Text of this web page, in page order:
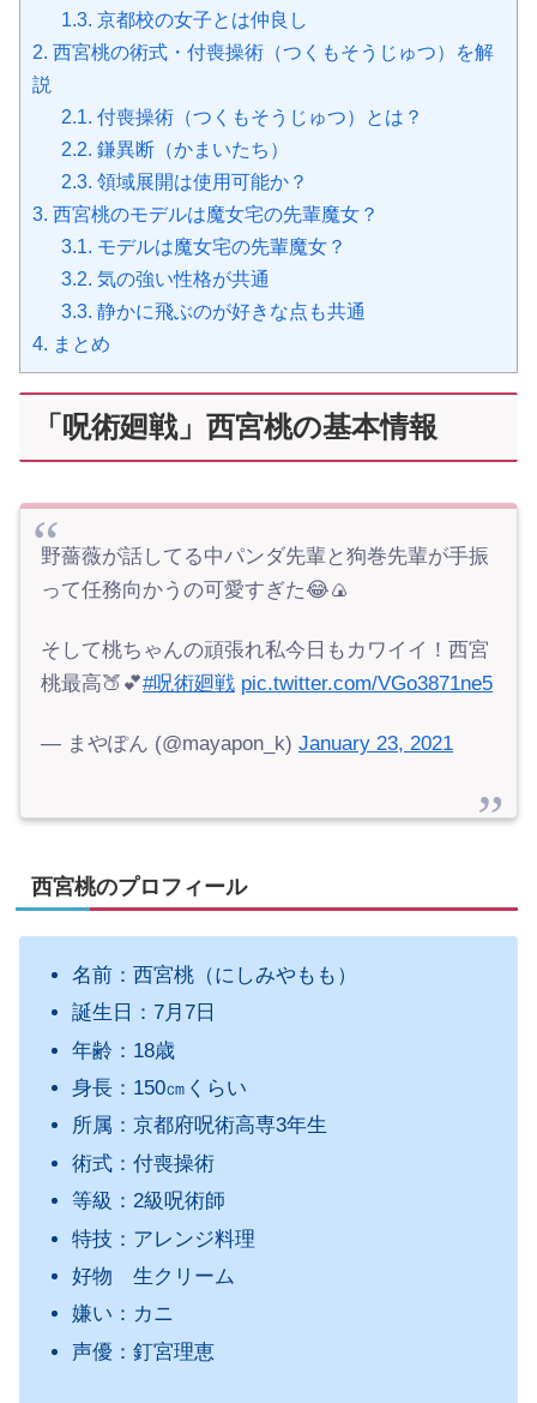
1.3. 京都校の女子とは仲良し
2. 西宮桃の術式・付喪操術（つくもそうじゅつ）を解
説
2.1. 付喪操術（つくもそうじゅつ）とは？
2.2. 鎌異断（かまいたち）
2.3. 領域展開は使用可能か？
3. 西宮桃のモデルは魔女宅の先輩魔女？
3.1. モデルは魔女宅の先輩魔女？
3.2. 気の強い性格が共通
3.3. 静かに飛ぶのが好きな点も共通
4. まとめ
「呪術廻戦」西宮桃の基本情報
野薔薇が話してる中パンダ先輩と狗巻先輩が手振
って任務向かうの可愛すぎた😂🍙
そして桃ちゃんの頑張れ私今日もカワイイ！西宮
桃最高🍑💕#呪術廻戦 pic.twitter.com/VGo3871ne5
— まやぽん (@mayapon_k) January 23, 2021
西宮桃のプロフィール
名前：西宮桃（にしみやもも）
誕生日：7月7日
年齢：18歳
身長：150㎝くらい
所属：京都府呪術高専3年生
術式：付喪操術
等級：2級呪術師
特技：アレンジ料理
好物 生クリーム
嫌い：カニ
声優：釘宮理恵